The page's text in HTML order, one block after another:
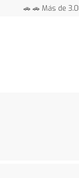
🚗 🚗 Más de